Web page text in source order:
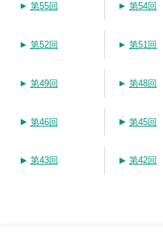
第55回 第54回
第52回 第51回
第49回 第48回
第46回 第45回
第43回 第42回